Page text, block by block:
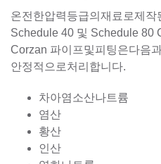
온전한압력등급의재료로제
Schedule 40 및 Schedule 80
Corzan 파이프및피팅은다음
안정적으로처리합니다.
차아염소산나트륨
염산
황산
인산